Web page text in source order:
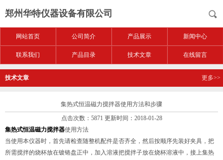
郑州华特仪器设备有限公司
网站首页 公司简介 产品展示 新闻中心
联系我们 产品目录 技术文章 在线留言
技术文章 更多>>
集热式恒温磁力搅拌器使用方法和步骤
点击次数：5871 更新时间：2018-01-28
集热式恒温磁力搅拌器使用方法
当使用本仪器时，首先请检查随整机配件是否齐全，然后按顺序先装好夹具，把
所需搅拌的烧杯放在镀铬盘正中，加入溶液把搅拌子放在烧杯溶液中，接上集热